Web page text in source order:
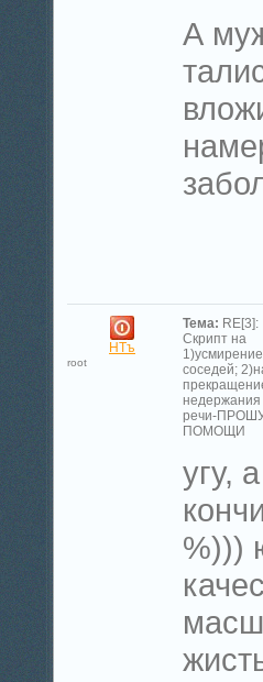
А
НТъ
root
Тема: RE[3]:
Скрипт на
1)усмирение
соседей;
недержания
речи-
ПОМОЩИ
угу,
%)))